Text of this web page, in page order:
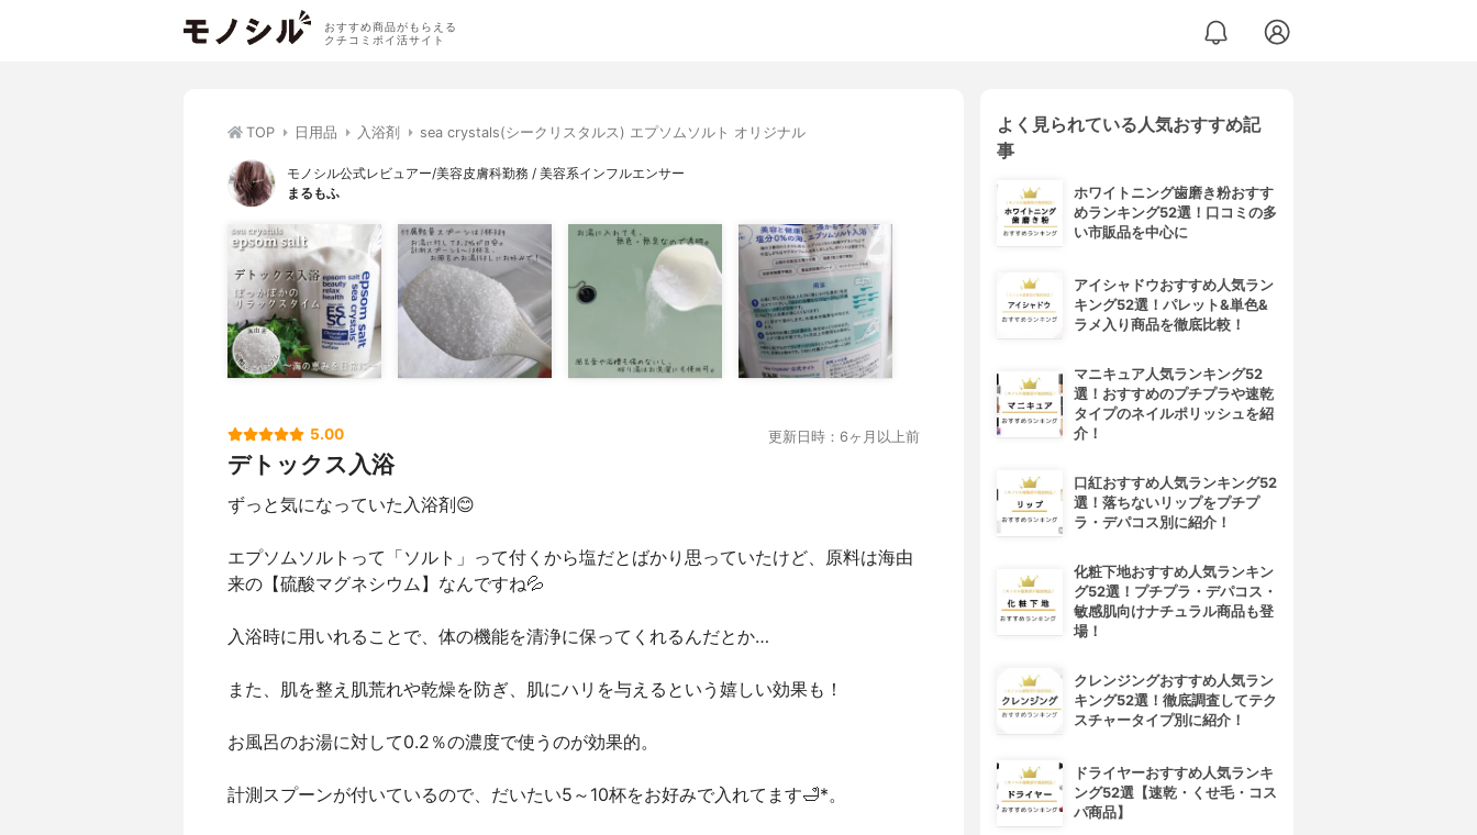
おすすめ商品がもらえる
クチコミポイ活サイト
TOP 日用品 入浴剤 sea crystals(シークリスタルス) エプソムソルト オリジナル
モノシル公式レビュアー/美容皮膚科勤務 / 美容系インフルエンサー
まるもふ
5.00 更新日時：6ヶ月以上前
デトックス入浴
ずっと気になっていた入浴剤😊
エプソムソルトって「ソルト」って付くから塩だとばかり思っていたけど、原料は海由
来の【硫酸マグネシウム】なんですね💦
入浴時に用いれることで、体の機能を清浄に保ってくれるんだとか…
また、肌を整え肌荒れや乾燥を防ぎ、肌にハリを与えるという嬉しい効果も！
お風呂のお湯に対して0.2％の濃度で使うのが効果的。
計測スプーンが付いているので、だいたい5～10杯をお好みで入れてます🛁*。
よく見られている人気おすすめ記
事
ホワイトニング歯磨き粉おすす
めランキング52選！口コミの多
い市販品を中心に
アイシャドウおすすめ人気ラン
キング52選！パレット&単色&
ラメ入り商品を徹底比較！
マニキュア人気ランキング52
選！おすすめのプチプラや速乾
タイプのネイルポリッシュを紹
介！
口紅おすすめ人気ランキング52
選！落ちないリップをプチプ
ラ・デパコス別に紹介！
化粧下地おすすめ人気ランキン
グ52選！プチプラ・デパコス・
敏感肌向けナチュラル商品も登
場！
クレンジングおすすめ人気ラン
キング52選！徹底調査してテク
スチャータイプ別に紹介！
ドライヤーおすすめ人気ランキ
ング52選【速乾・くせ毛・コス
パ商品】